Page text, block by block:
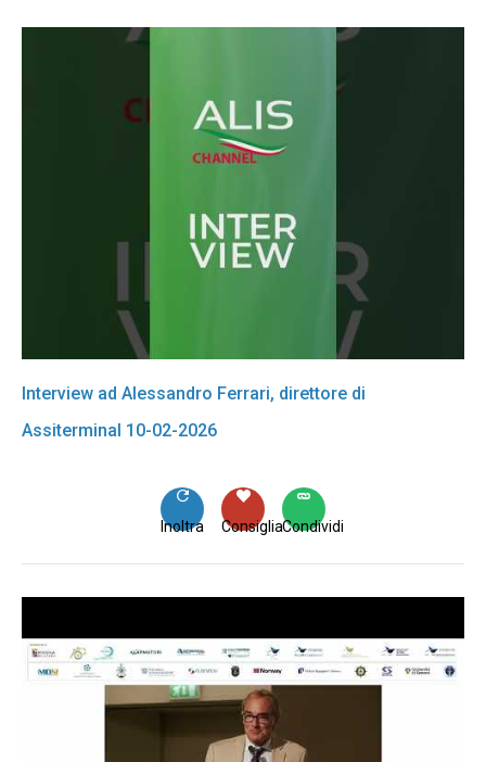
Interview ad Alessandro Ferrari, direttore di
Assiterminal 10-02-2026
Condividi
Consiglia
Inoltra